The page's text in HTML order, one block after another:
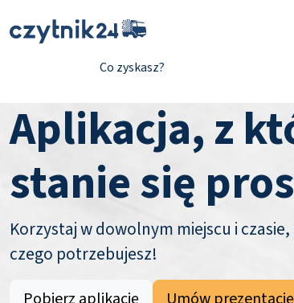
Co zyskasz?
Aplikacja, z
stanie się
Korzystaj w dowolnym miejscu i
czego potrzebujesz!